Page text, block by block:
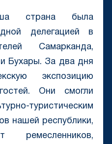
страна была
делегацией в
Самарканда,
Бухары. За два дня
экспозицию
Они смогли
туристическим
нашей республики,
ремесленников,